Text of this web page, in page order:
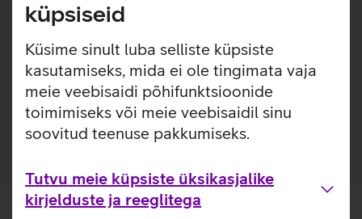
küpsiseid
Küsime sinult luba selliste küpsiste
kasutamiseks, mida ei ole tingimata vaja
meie veebisaidi põhifunktsioonide
toimimiseks või meie veebisaidil sinu
soovitud teenuse pakkumiseks.
Tutvu meie küpsiste üksikasjalike
kirjelduste ja reeglitega
Kaarditasku mahub ka Valenta täisnahast rahakoti
vahele.
Kasulikud lingid
Tutvu Valenta kaarditasku omaduste ja
kasutusviisidega tootja kodulehel